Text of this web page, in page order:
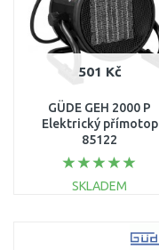
501 Kč
GÜDE GEH 2000 P
Elektrický přímotop
85122
SKLADEM